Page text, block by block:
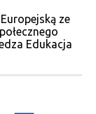
ze
Edukacja